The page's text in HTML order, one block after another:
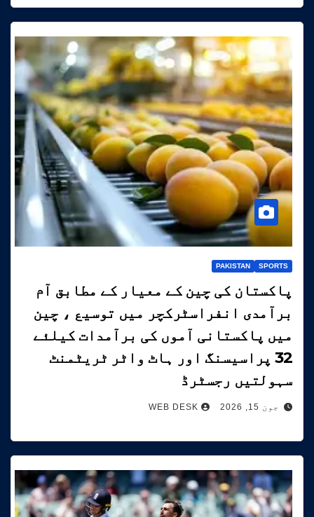
SPORTS
PAKISTAN
پاکستان کی چین کے معیار کے مطابق آم
برآمدی انفراسٹرکچر میں توسیع ، چین
میں پاکستانی آموں کی برآمدات کیلئے
32 پراسیسنگ اور ہاٹ واٹر ٹریٹمنٹ
سہولتیں رجسٹرڈ
جون 15, 2026 WEB DESK